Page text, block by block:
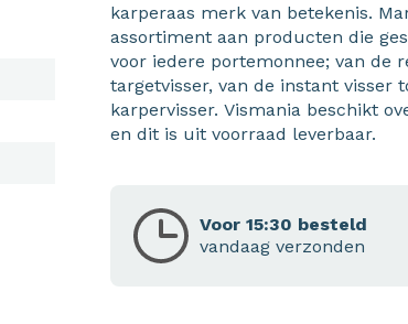
karperaas merk van betekenis.
assortiment aan producten die
voor iedere portemonnee; van de
targetvisser, van de instant visser
karpervisser. Vismania beschikt
en dit is uit voorraad leverbaar.
Voor 15:30 besteld
vandaag verzonden